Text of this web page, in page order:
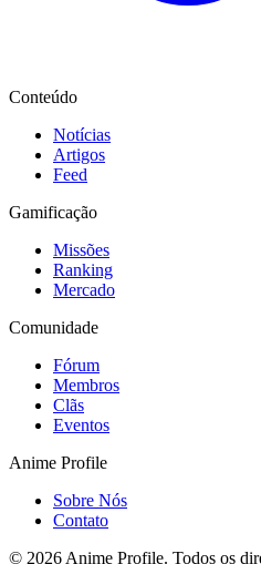
Conteúdo
Notícias
Artigos
Feed
Gamificação
Missões
Ranking
Mercado
Comunidade
Fórum
Membros
Clãs
Eventos
Anime Profile
Sobre Nós
Contato
© 2026 Anime Profile. Todos os